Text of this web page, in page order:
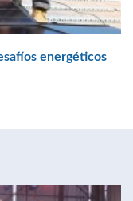
energéticos